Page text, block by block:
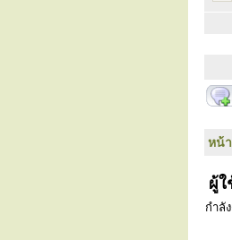
หน้
ผู้
กำลั